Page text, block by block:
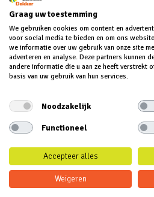
MVO
MVO
MVO-verklaring
© 2018 Dekker groep BV | Alle rechten
Algemene Voorwaarden
Graag uw toestemming
We gebruiken cookies om content en
voor social media te bieden en om ons
we informatie over uw gebruik van onze site
adverteren en analyse. Deze partners kunnen
andere informatie die u aan ze heeft verstrekt
basis van uw gebruik van hun services.
Noodzakelijk
Functioneel
Accepteer alles
Weigeren